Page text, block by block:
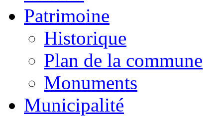
Patrimoine
Historique
Plan de la commune
Monuments
Municipalité